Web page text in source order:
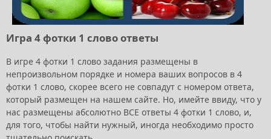
Игра 4 фотки 1 слово ответы
В игре 4 фотки 1 слово задания размещены в
непроизвольном порядке и номера ваших вопросов в 4
фотки 1 слово, скорее всего не совпадут с номером ответа,
который размещен на нашем сайте. Но, имейте ввиду, что у
нас размещены абсолютно ВСЕ ответы 4 фотки 1 слово, и,
для того, чтобы найти нужный, иногда необходимо просто